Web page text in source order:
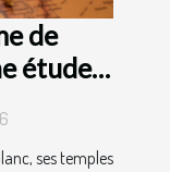
de
étude
ses temples